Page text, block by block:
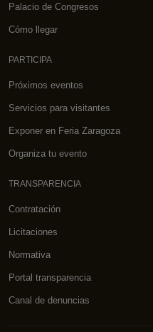
Palacio de Congresos
Cómo llegar
PARTICIPA
Próximos eventos
Servicios para visitantes
Exponer en Feria Zaragoza
Organiza tu evento
TRANSPARENCIA
Contratación
Licitaciones
Normativa
Portal transparencia
Canal de denuncias